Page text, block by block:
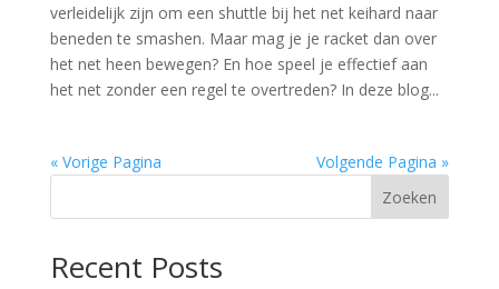
verleidelijk zijn om een shuttle bij het net keihard naar
beneden te smashen. Maar mag je je racket dan over
het net heen bewegen? En hoe speel je effectief aan
het net zonder een regel te overtreden? In deze blog...
« Vorige Pagina
Volgende Pagina »
Zoeken
Recent Posts